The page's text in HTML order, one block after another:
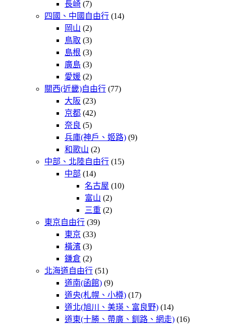
長崎 (7)
四國、中國自由行 (14)
岡山 (2)
鳥取 (3)
島根 (3)
廣島 (3)
愛媛 (2)
關西(近畿)自由行 (77)
大阪 (23)
京都 (42)
奈良 (5)
兵庫(神戶、姬路) (9)
和歌山 (2)
中部、北陸自由行 (15)
中部 (14)
名古屋 (10)
富山 (2)
三重 (2)
東京自由行 (39)
東京 (33)
橫濱 (3)
鎌倉 (2)
北海道自由行 (51)
道南(函館) (9)
道央(札幌、小樽) (17)
道北(旭川、美瑛、富良野) (14)
道東(十勝、帶廣、釧路、網走) (16)